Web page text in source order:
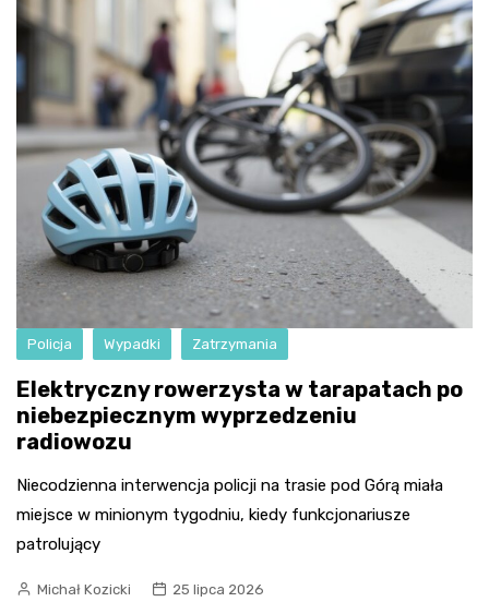
Policja Wypadki Zatrzymania
Elektryczny rowerzysta w tarapatach po
niebezpiecznym wyprzedzeniu
radiowozu
Niecodzienna interwencja policji na trasie pod Górą miała
miejsce w minionym tygodniu, kiedy funkcjonariusze
patrolujący
Michał Kozicki 25 lipca 2026